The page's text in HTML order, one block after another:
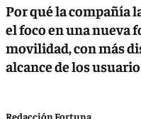
Por qué la compañía
el foco en una nueva
movilidad, con más
alcance de los
Redacción Fortuna